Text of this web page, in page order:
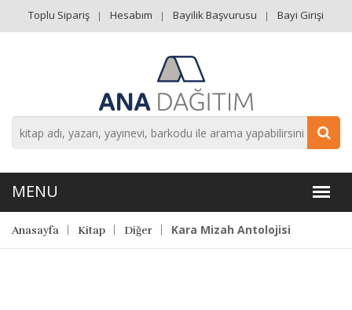
Toplu Sipariş Hesabım Bayilik Başvurusu Bayi Girişi
Anasayfa Kitap Diğer Kara Mizah Antolojisi